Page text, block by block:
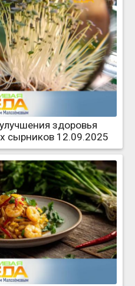
здоровья
сырников 12.09.2025